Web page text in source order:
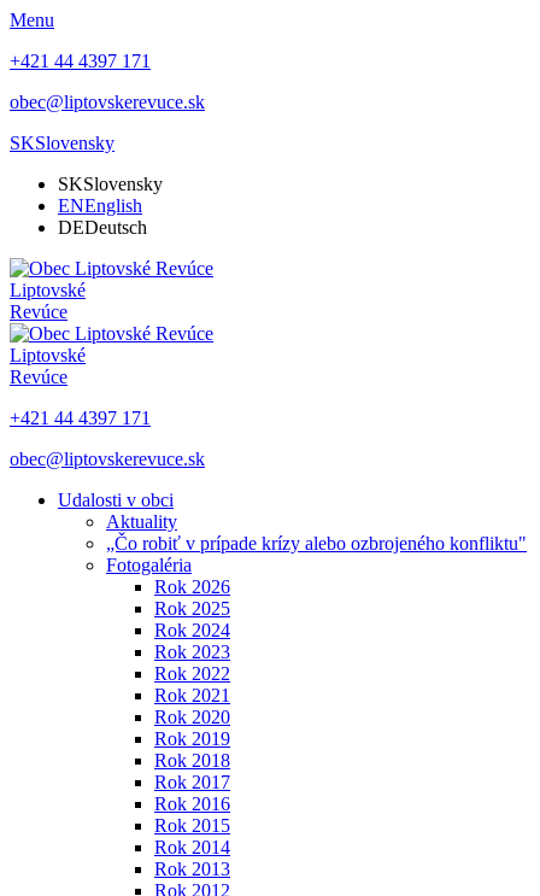
Menu
+421 44 4397 171
obec@liptovskerevuce.sk
SKSlovensky
SKSlovensky
ENEnglish
DEDeutsch
Liptovské
Revúce
Liptovské
Revúce
+421 44 4397 171
obec@liptovskerevuce.sk
Udalosti v obci
Aktuality
„Čo robiť v prípade krízy alebo ozbrojeného konfliktu"
Fotogaléria
Rok 2026
Rok 2025
Rok 2024
Rok 2023
Rok 2022
Rok 2021
Rok 2020
Rok 2019
Rok 2018
Rok 2017
Rok 2016
Rok 2015
Rok 2014
Rok 2013
Rok 2012